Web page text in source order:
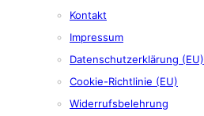
Kontakt
Impressum
Datenschutzerklärung (EU)
Cookie-Richtlinie (EU)
Widerrufsbelehrung